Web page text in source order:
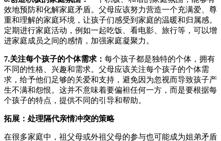
效地预防和化解家庭矛盾。父母应该努力营造一个充满爱、尊
重和理解的家庭环境，让孩子们感受到家庭的温暖和归属感。
定期进行家庭活动，例如一起吃饭、看电影、旅行等，可以增
进家庭成员之间的感情，加强家庭凝聚力。
7.关注每个孩子的个体需求： 每个孩子都是独特的个体，拥有
不同的性格、兴趣和需求。父母应该关注每个孩子的个体需
求，给予他们足够的关爱和支持，避免因为忽视而导致孩子产
生不满和怨恨。这并不意味着要偏袒任何一方，而是要根据每
个孩子的特点，提供不同的引导和帮助。
拓展：处理隔代亲情冲突的策略
在很多家庭中，祖父母或外祖父母的参与也可能成为姐弟矛盾